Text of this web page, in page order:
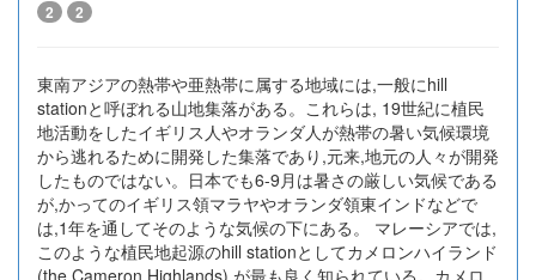
2 2
東南アジアの熱帯や亜熱帯に属する地域には,一般にhill
stationと呼ぼれる山地集落がある。これらは, 19世紀に植民
地活動をしたイギリス人やオランダ人が熱帯の暑い気候環境
から逃れるために開発した集落であり,元来,地元の人々が開発
したものではない。日本でも6-9月は暑さの厳しい気候である
が,かってのイギリス領マラヤやオランダ領東インドなどで
は,1年を通してそのような気候の下にある。 マレーシアでは,
このような植民地起源のhill stationとしてカメロンハイランド
(the Cameron Highlands) が最も良く知られている。カメロ